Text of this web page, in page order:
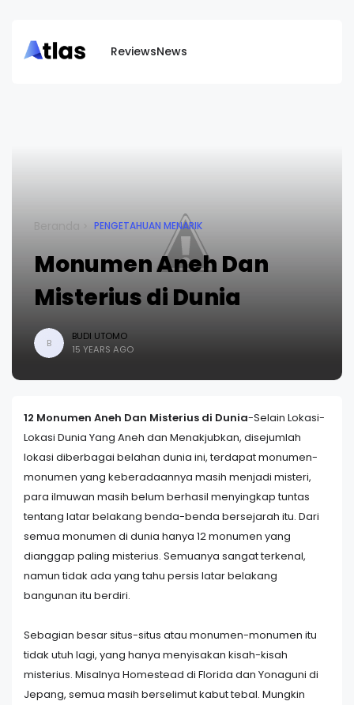
ReviewsNews
Beranda PENGETAHUAN MENARIK
Monumen Aneh Dan
Misterius di Dunia
B
BUDI UTOMO
15 YEARS AGO
12 Monumen Aneh Dan Misterius di Dunia-Selain Lokasi-
Lokasi Dunia Yang Aneh dan Menakjubkan, disejumlah
lokasi diberbagai belahan dunia ini, terdapat monumen-
monumen yang keberadaannya masih menjadi misteri,
para ilmuwan masih belum berhasil menyingkap tuntas
tentang latar belakang benda-benda bersejarah itu. Dari
semua monumen di dunia hanya 12 monumen yang
dianggap paling misterius. Semuanya sangat terkenal,
namun tidak ada yang tahu persis latar belakang
bangunan itu berdiri.
Sebagian besar situs-situs atau monumen-monumen itu
tidak utuh lagi, yang hanya menyisakan kisah-kisah
misterius. Misalnya Homestead di Florida dan Yonaguni di
Jepang, semua masih berselimut kabut tebal. Mungkin